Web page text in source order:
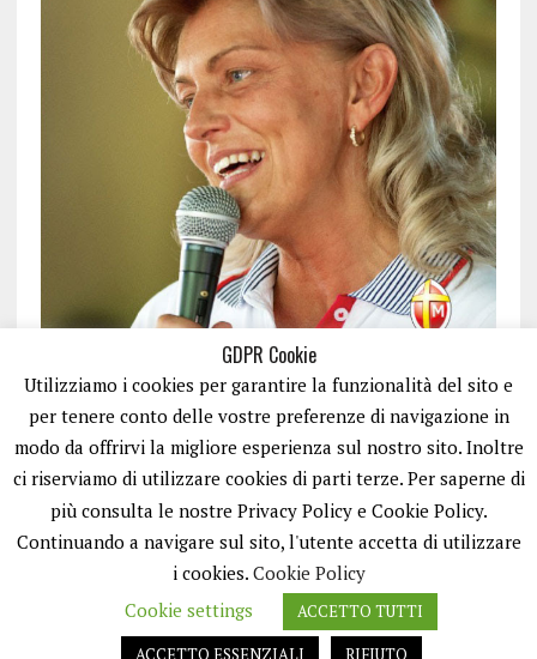
ISCRIVITI
GDPR Cookie
Utilizziamo i cookies per garantire la funzionalità del sito e
per tenere conto delle vostre preferenze di navigazione in
modo da offrirvi la migliore esperienza sul nostro sito. Inoltre
ci riserviamo di utilizzare cookies di parti terze. Per saperne di
più consulta le nostre Privacy Policy e Cookie Policy.
Continuando a navigare sul sito, l'utente accetta di utilizzare
i cookies. Cookie Policy
Cookie settings
ACCETTO TUTTI
ACCETTO ESSENZIALI
RIFIUTO